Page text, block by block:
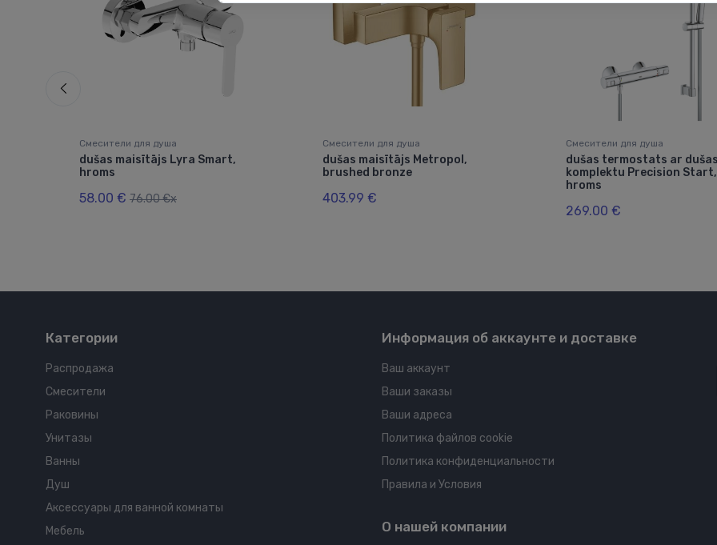
Смесители для душа
dušas maisītājs Lyra Smart,
hroms
58.00 € 76.00 €x
Смесители для душа
dušas maisītājs Metropol,
brushed bronze
403.99 €
Смесители для душа
dušas termostats ar dušas
komplektu Precision Start,
hroms
269.00 €
Категории
Распродажа
Смесители
Раковины
Унитазы
Ванны
Душ
Аксессуары для ванной комнаты
Мебель
Информация об аккаунте и доставке
Ваш аккаунт
Ваши заказы
Ваши адреса
Политика файлов cookie
Политика конфиденциальности
Правила и Условия
О нашей компании